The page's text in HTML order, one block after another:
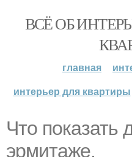
ВСЁ ОБ
главная
интерьер для квартиры
Что показать
эрмитаже.